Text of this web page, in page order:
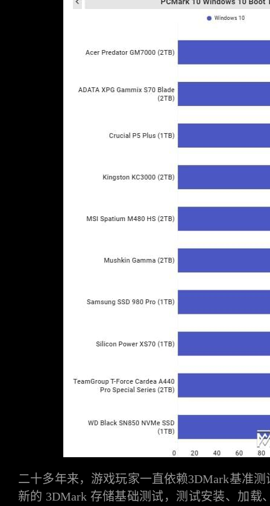
二十多年来，游戏玩家一直依赖3DMark基准测
新的 3DMark 存储基础测试，测试安装、加载